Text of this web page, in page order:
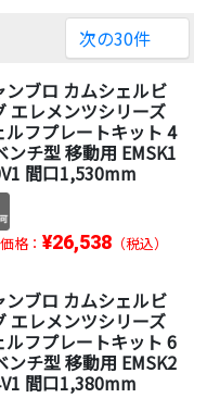
次の30件
ンブロ カムシェルビ
エレメンツシリーズ
ルフプレートキット 4
ンチ型 移動用 EMSK1
間口1,530mm
格： ¥26,538（税込）
ンブロ カムシェルビ
エレメンツシリーズ
ルフプレートキット 6
ンチ型 移動用 EMSK2
間口1,380mm